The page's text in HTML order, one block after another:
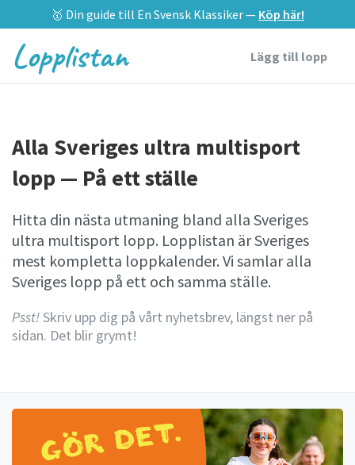
🥇 Din guide till En Svensk Klassiker — Köp här!
Lopplistan Lägg till lopp
Alla Sveriges ultra multisport
lopp — På ett ställe
Hitta din nästa utmaning bland alla Sveriges
ultra multisport lopp. Lopplistan är Sveriges
mest kompletta loppkalender. Vi samlar alla
Sveriges lopp på ett och samma ställe.
Psst!Skriv upp dig på vårt nyhetsbrev, längst ner på
sidan. Det blir grymt!